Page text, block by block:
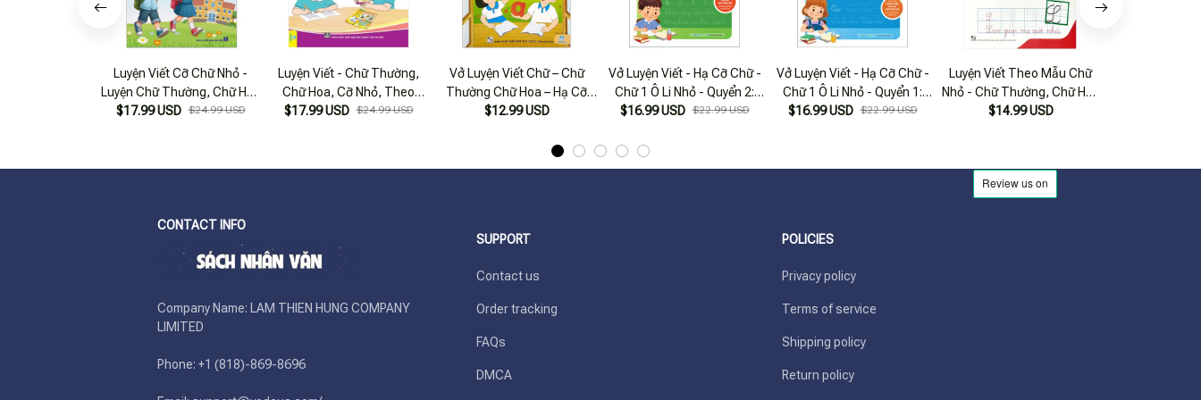
Luyện Viết Cỡ Chữ Nhỏ -
Luyện Chữ Thường, Chữ Hoa
Cỡ Nhỏ Theo Nhóm Luyện
$17.99 USD $24.99 USD
Luyện Viết - Chữ Thường,
Chữ Hoa, Cỡ Nhỏ, Theo
Nhóm (Dành Cho Học Sinh
$17.99 USD $24.99 USD
Vở Luyện Viết Chữ – Chữ
Thường Chữ Hoa – Hạ Cỡ
Chữ 1 Ô Li
$12.99 USD
Vở Luyện Viết - Hạ Cỡ Chữ -
Chữ 1 Ô Li Nhỏ - Quyển 2:
Chữ Thường
$16.99 USD $22.99 USD
Vở Luyện Viết - Hạ Cỡ Chữ -
Chữ 1 Ô Li Nhỏ - Quyển 1:
Chữ Hoa
$16.99 USD $22.99 USD
Luyện Viết Theo Mẫu Chữ
Nhỏ - Chữ Thường, Chữ Hoa
(dành Cho Học Sinh Tiểu
$14.99 USD
CONTACT INFO
Company Name: LAM THIEN HUNG COMPANY
LIMITED
Phone: +1 (818)-869-8696
SUPPORT
Contact us
Order tracking
FAQs
DMCA
POLICIES
Privacy policy
Terms of service
Shipping policy
Return policy